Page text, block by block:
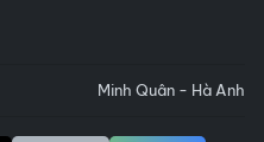
Minh Quân - Hà Anh